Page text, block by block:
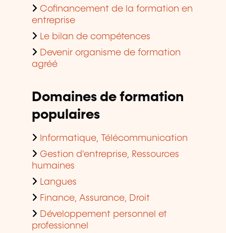
Cofinancement de la formation en
entreprise
Le bilan de compétences
Devenir organisme de formation
agréé
Domaines de formation
populaires
Informatique, Télécommunication
Gestion d'entreprise, Ressources
humaines
Langues
Finance, Assurance, Droit
Développement personnel et
professionnel